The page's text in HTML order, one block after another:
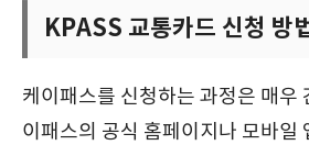
KPASS 교통카드 신청 방
케이패스를 신청하는 과정은 매우
이패스의 공식 홈페이지나 모바일